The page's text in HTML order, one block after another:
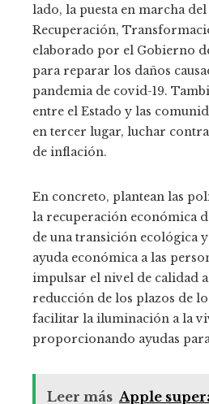
lado, la puesta en marcha
Recuperación,
elaborado por el Gobierno
para reparar los daños
pandemia de covid-19.
entre el Estado y las
en tercer lugar, luchar
de inflación.
En concreto, plantean las
la recuperación económica
de una transición ecológica
ayuda económica a las
impulsar el nivel de calidad
reducción de los plazos de
facilitar la iluminación a la
proporcionando ayudas
Leer más Apple